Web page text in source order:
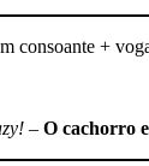
consoante +
– O cachorro